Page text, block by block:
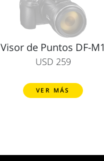
Visor de Puntos DF-M1
USD 259
VER MÁS